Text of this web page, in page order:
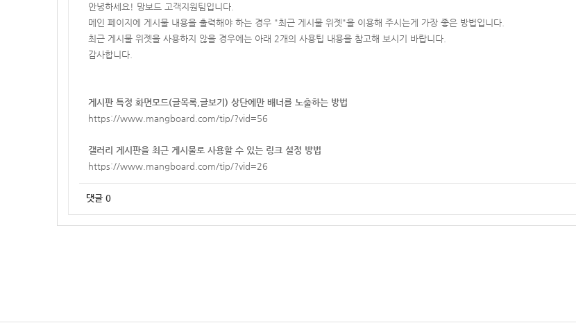
안녕하세요! 망보드 고객지원팀입니다.
메인 페이지에 게시물 내용을 출력해야 하는 경우 "최근 게시물 위젯"을 이용해 주시는게 가장 좋은 방법입니다.
최근 게시물 위젯을 사용하지 않을 경우에는 아래 2개의 사용팁 내용을 참고해 보시기 바랍니다.
감사합니다.
게시판 특정 화면모드(글목록,글보기) 상단에만 배너를 노출하는 방법
https://www.mangboard.com/tip/?vid=56
갤러리 게시판을 최근 게시물로 사용할 수 있는 링크 설정 방법
https://www.mangboard.com/tip/?vid=26
댓글 0